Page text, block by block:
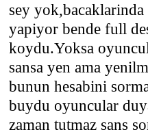
sey
yapiyor bende full
koydu.Yoksa
sansa yen ama
bunun hesabini
buydu oyuncular
zaman tutmaz sans